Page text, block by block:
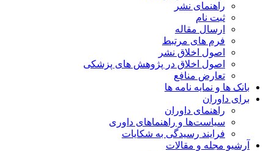
راهنمای نشر
ثبت نام
ارسال مقاله
فرم های مرتبط
اصول اخلاق نشر
اصول اخلاق در پژوهش های پزشکی
تعارض منافع
بانک ها و نمایه نامه ها
برای داوران
راهنمای داوران
سیاست‌ها و راهنماهای داوری
فرایند رسیدگی به شکایات
آرشیو مجله و مقالات